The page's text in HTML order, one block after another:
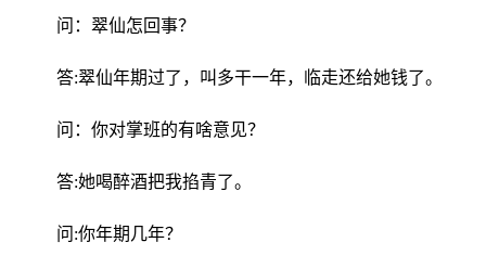
问：翠仙怎回事？
答:翠仙年期过了，叫多干一年，临走还给她钱了。
问：你对掌班的有啥意见？
答:她喝醉酒把我掐青了。
问:你年期几年？